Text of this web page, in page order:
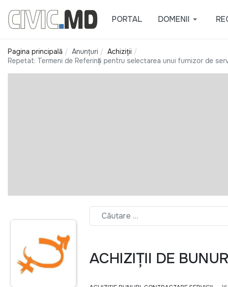
PORTAL DOMENII
Pagina principală Anunțuri
Achiziții
Repetat: Termeni de Referință pentru selectarea unui furnizor de
ACHIZIȚII DE